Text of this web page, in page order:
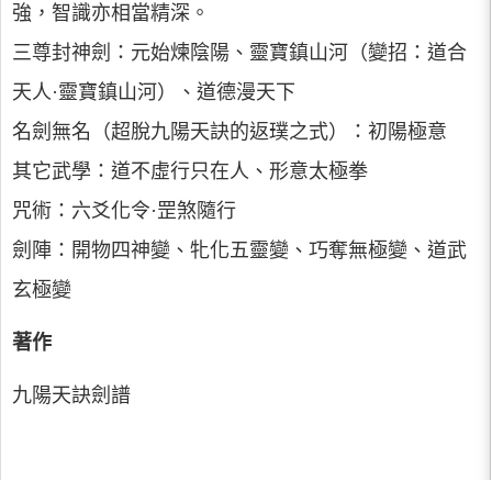
強，智識亦相當精深。
三尊封神劍：元始煉陰陽、靈寶鎮山河（變招：道合
天人·靈寶鎮山河）、道德漫天下
名劍無名（超脫九陽天訣的返璞之式）：初陽極意
其它武學：道不虛行只在人、形意太極拳
咒術：六爻化令·罡煞隨行
劍陣：開物四神變、牝化五靈變、巧奪無極變、道武
玄極變
著作
九陽天訣劍譜